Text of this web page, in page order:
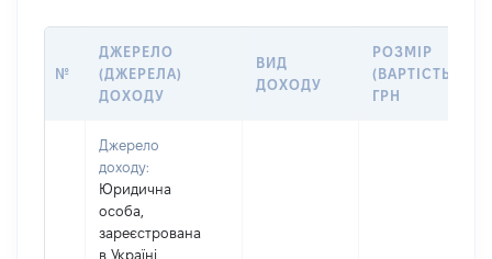
№
ДЖЕРЕЛО
(ДЖЕРЕЛА)
ДОХОДУ
ВИД
ДОХОДУ
РОЗМІР
(ВАРТІСТЬ),
ГРН
Джерело
доходу:
Юридична
особа,
зареєстрована
в Україні